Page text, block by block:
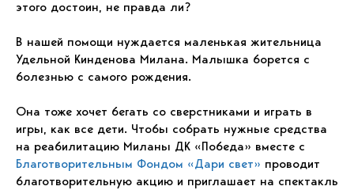
этого достоин, не правда ли?
В нашей помощи нуждается маленькая жительница
Удельной Кинденова Милана. Малышка борется с
болезнью с самого рождения.
Она тоже хочет бегать со сверстниками и играть в
игры, как все дети. Чтобы собрать нужные средства
на реабилитацию Миланы ДК «Победа» вместе с
Благотворительным Фондом «Дари свет» проводит
благотворительную акцию и приглашает на спектакль